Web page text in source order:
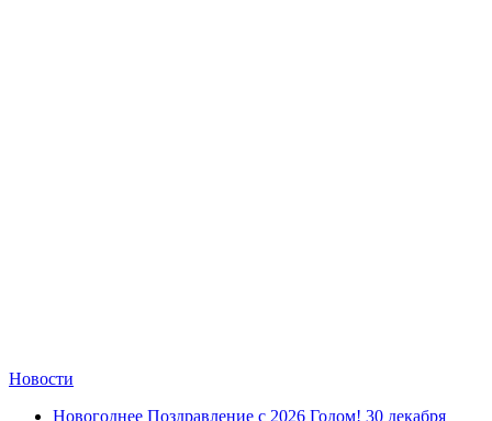
Новости
Новогоднее Поздравление с 2026 Годом! 30 декабря